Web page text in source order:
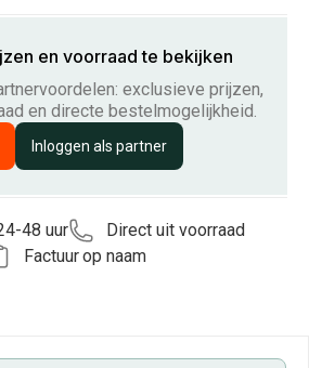
en voorraad te bekijken
exclusieve prijzen,
en directe bestelmogelijkheid.
Inloggen als partner
48 uur
Direct uit voorraad
Factuur op naam